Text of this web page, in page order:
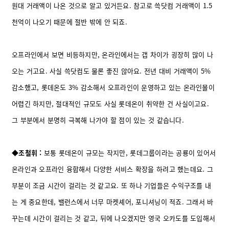
원대 거래액이 나온 것으로 알고 있거든요. 참고로 쓱닷컴 거래액이 1.5
천억이 나오기 때문에 절반 밖에 안 되죠.
오프라인에서 보면 비등하지만, 온라인에서는 갭 차이가 굉장히 많이 나
오는 거고요. 사실 쓱닷컴도 물론 좋진 않아요. 전년 대비 거래액이 5%
감소했고, 롯데온도 3% 감소해서 오프라인이 운영하고 있는 온라인몰이
어렵긴 하지만, 절대적인 규모도 사실 롯데온이 취약한 건 사실이고요.
그 부분에서 분명히 극복해 나가야 할 점이 있는 것 같습니다.
◆조철휘 : 보통 롯데온이 규모는 작지만, 롯데그룹이라는 공룡이 있어서
온라인과 오프라인 융합해서 다양한 서비스 확장을 하려고 했는데요. 그
부분이 조금 시간이 걸리는 것 같고요. 또 하나 기업들은 수익구조를 내
는 게 중요한데, 밸런스에서 너무 마켓셰어, 포니셔닝이 적죠. 그래서 바
꾸는데 시간이 걸리는 것 같고, 뒤에 나오겠지만 영국 오카도를 도입해서